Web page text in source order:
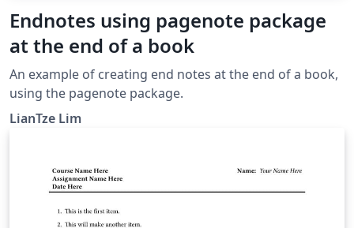
Endnotes using pagenote package
at the end of a book
An example of creating end notes at the end of a book,
using the pagenote package.
LianTze Lim